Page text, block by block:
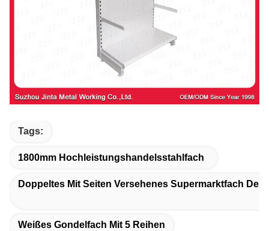
Tags:
1800mm Hochleistungshandelsstahlfach
Doppeltes Mit Seiten Versehenes Supermarktfach Der
Weißes Gondelfach Mit 5 Reihen